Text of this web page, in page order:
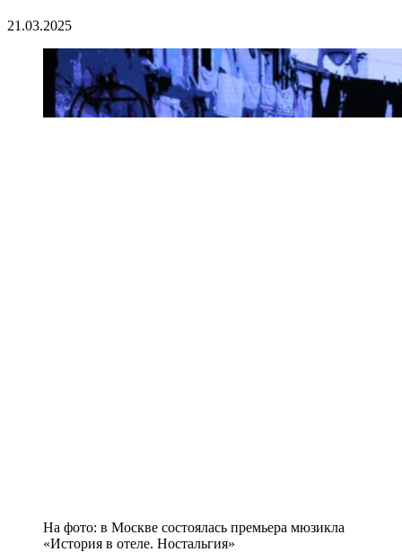
21.03.2025
На фото: в Москве состоялась премьера мюзикла
«История в отеле. Ностальгия»